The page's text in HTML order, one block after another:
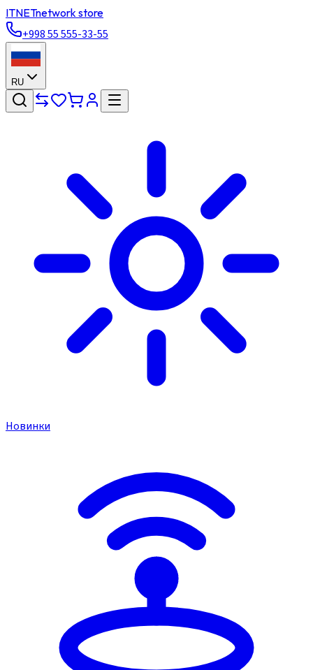
ITNETnetwork store
+998 55 555-33-55
RU
Новинки